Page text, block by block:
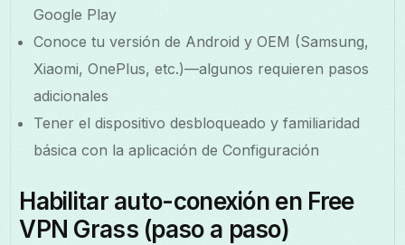
Google Play
Conoce tu versión de Android y OEM (Samsung,
Xiaomi, OnePlus, etc.)—algunos requieren pasos
adicionales
Tener el dispositivo desbloqueado y familiaridad
básica con la aplicación de Configuración
Habilitar auto-conexión en Free
VPN Grass (paso a paso)